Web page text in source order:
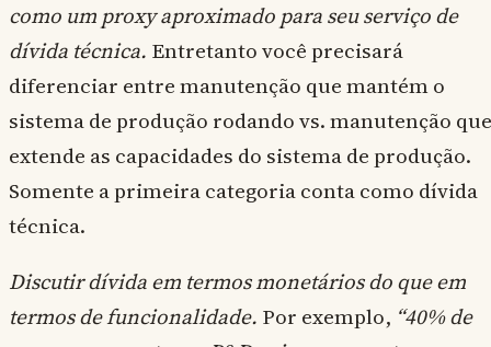
como um proxy aproximado para seu serviço de
dívida técnica. Entretanto você precisará
diferenciar entre manutenção que mantém o
sistema de produção rodando vs. manutenção que
extende as capacidades do sistema de produção.
Somente a primeira categoria conta como dívida
técnica.
Discutir dívida em termos monetários do que em
termos de funcionalidade. Por exemplo, “40% de